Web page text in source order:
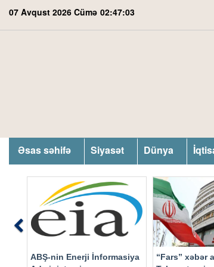
07 Avqust 2026 Cümə 02:47:04
Əsas səhifə Siyasət Dünya
ABŞ-nin Enerji İnformasiya
“Fars” xəbər
Previous